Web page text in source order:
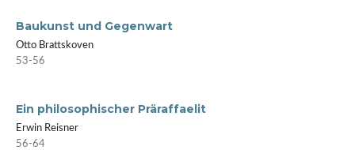
Baukunst und Gegenwart
Otto Brattskoven
53-56
Ein philosophischer Präraffaelit
Erwin Reisner
56-64